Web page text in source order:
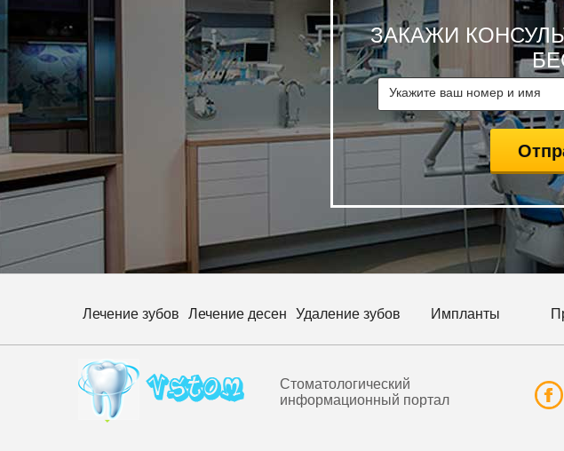
ЗАКАЖИ
Лечение зубов Лечение десен Удаление зубов Импланты
Стоматологический
информационный портал